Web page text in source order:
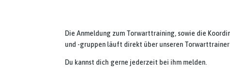
Die Anmeldung zum Torwarttraining, sowie die
und -gruppen läuft direkt über unseren
Du kannst dich gerne jederzeit bei ihm melden.